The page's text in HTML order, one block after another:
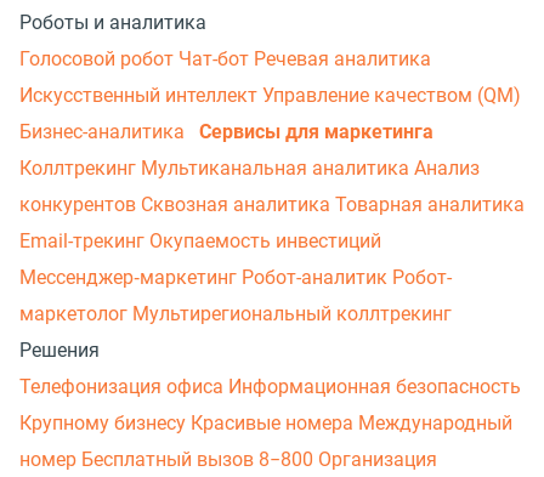
Роботы и аналитика
Голосовой робот Чат-бот Речевая аналитика
Искусственный интеллект Управление качеством (QM)
Бизнес-аналитика
Сервисы для маркетинга
Коллтрекинг Мультиканальная аналитика Анализ
конкурентов Сквозная аналитика Товарная аналитика
Email-трекинг Окупаемость инвестиций
Мессенджер‑маркетинг Робот-аналитик Робот-
маркетолог Мультирегиональный коллтрекинг
Решения
Телефонизация офиса Информационная безопасность
Крупному бизнесу Красивые номера Международный
номер Бесплатный вызов 8−800 Организация